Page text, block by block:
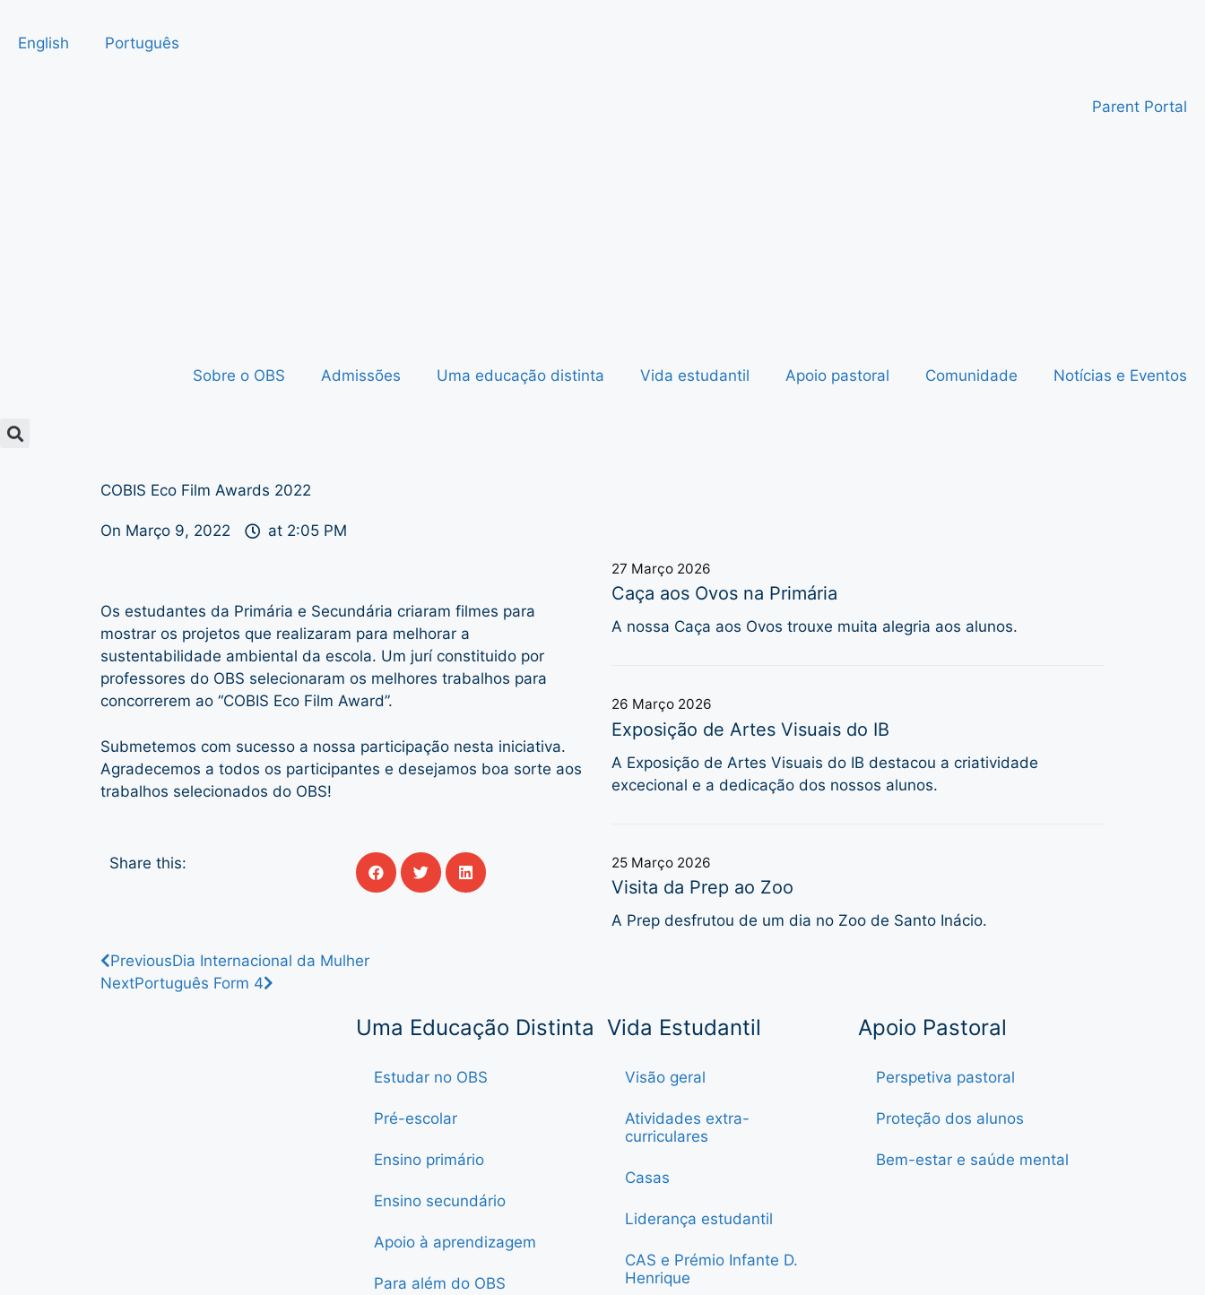
English Português
Parent Portal
Sobre o OBS Admissões Uma educação distinta Vida estudantil Apoio pastoral Comunidade Notícias e Eventos
COBIS Eco Film Awards 2022
On Março 9, 2022 at 2:05 PM
Os estudantes da Primária e Secundária criaram filmes para
mostrar os projetos que realizaram para melhorar a
sustentabilidade ambiental da escola. Um jurí constituido por
professores do OBS selecionaram os melhores trabalhos para
concorrerem ao “COBIS Eco Film Award”.
Submetemos com sucesso a nossa participação nesta iniciativa.
Agradecemos a todos os participantes e desejamos boa sorte aos
trabalhos selecionados do OBS!
Share this:
27 Março 2026
Caça aos Ovos na Primária
A nossa Caça aos Ovos trouxe muita alegria aos alunos.
26 Março 2026
Exposição de Artes Visuais do IB
A Exposição de Artes Visuais do IB destacou a criatividade
excecional e a dedicação dos nossos alunos.
25 Março 2026
Visita da Prep ao Zoo
A Prep desfrutou de um dia no Zoo de Santo Inácio.
PreviousDia Internacional da Mulher
NextPortuguês Form 4
Uma Educação Distinta
Estudar no OBS
Pré-escolar
Ensino primário
Ensino secundário
Apoio à aprendizagem
Para além do OBS
Vida Estudantil
Visão geral
Atividades extra-
curriculares
Casas
Liderança estudantil
CAS e Prémio Infante D.
Henrique
Apoio Pastoral
Perspetiva pastoral
Proteção dos alunos
Bem-estar e saúde mental